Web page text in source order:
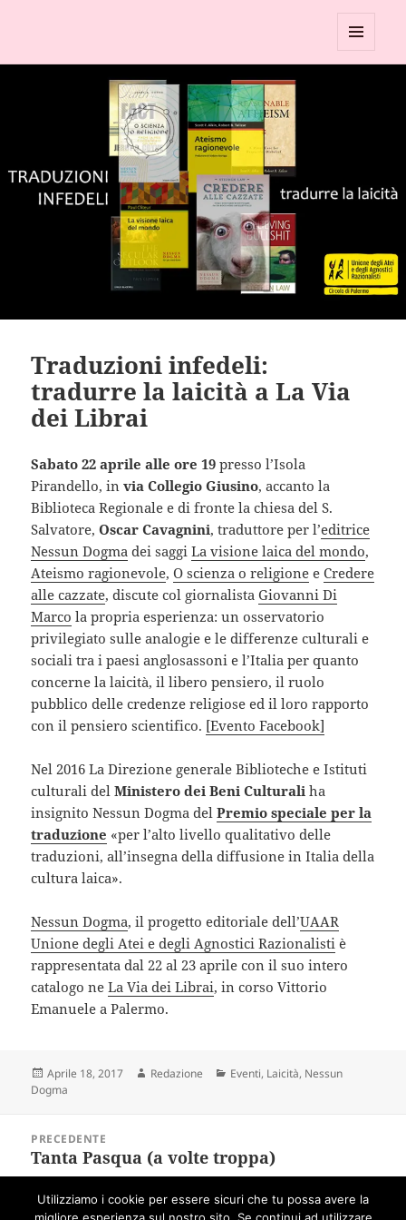
Traduzioni infedeli:
tradurre la laicità a La Via
dei Librai
Sabato 22 aprile alle ore 19 presso l’Isola
Pirandello, invia Collegio Giusino, accanto la
Biblioteca Regionale e di fronte la chiesa del S.
Salvatore,Oscar Cavagnini, traduttore per l’editrice
Nessun Dogma dei saggiLa visione laica del mondo,
Ateismo ragionevole,O scienza o religione eCredere
alle cazzate,discute col giornalistaGiovanni Di
Marco la propria esperienza: un osservatorio
privilegiato sulle analogie e le differenze culturali e
sociali tra i paesi anglosassoni e l’Italia per quanto
concerne la laicità, il libero pensiero, il ruolo
pubblico delle credenze religiose ed il loro rapporto
con il pensiero scientifico. [Evento Facebook]
Nel 2016 La Direzione generale Biblioteche e Istituti
culturali delMinistero dei Beni Culturali ha
insignito Nessun Dogma delPremio speciale per la
traduzione «per l’alto livello qualitativo delle
traduzioni, all’insegna della diffusione in Italia della
cultura laica».
Nessun Dogma, il progetto editoriale dell’UAAR
Unione degli Atei e degli Agnostici Razionalisti è
rappresentata dal 22 al 23 aprile con il suo intero
catalogo neLa Via dei Librai, in corso Vittorio
Emanuele a Palermo.
Scritto
il
Aprile 18, 2017 Autore
Redazione Categorie
Eventi, Laicità, Nessun
Dogma
articoliPRECEDENTE
Articolo
precedente:
Tanta Pasqua (a volte troppa)
SUCCESSIVO
Utilizziamo i cookie per essere sicuri che tu possa avere la